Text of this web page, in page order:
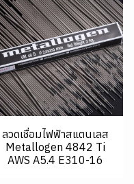
ลวดเชื่อมไฟฟ้าสแตนเลส
Metallogen 4842 Ti
AWS A5.4 E310-16